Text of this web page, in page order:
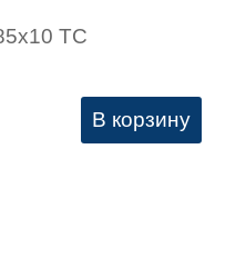
ТС
В корзину